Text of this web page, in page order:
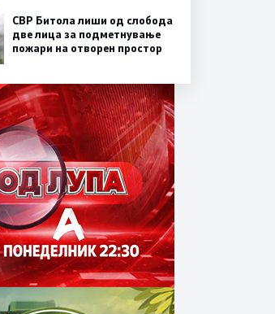
СВР Битола лиши од слобода
две лица за подметнување
пожари на отворен простор